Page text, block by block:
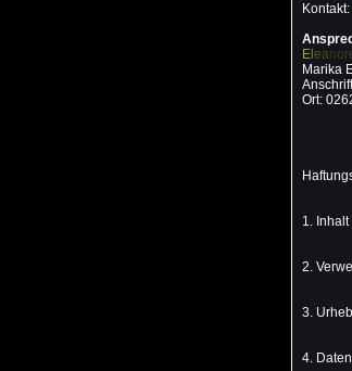
Kontakt:
E eano
Marika
Ort:
1.
2.
3.
4.